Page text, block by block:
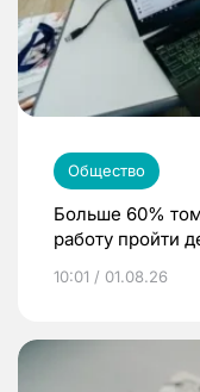
Общество
Больше 60%
работу пройти
10:01 / 01.08.26